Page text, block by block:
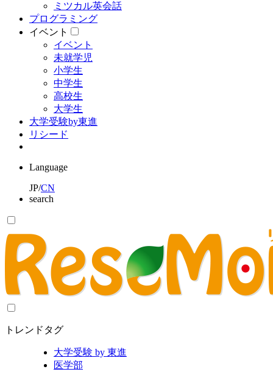
ミツカル英会話
プログラミング
イベント
イベント
未就学児
小学生
中学生
高校生
大学生
大学受験by東進
リシード
Language
JP/CN
search
トレンドタグ
大学受験 by 東進
医学部